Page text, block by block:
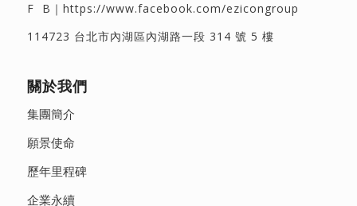
F B｜ https://www.facebook.com/ezicongroup
114723 台北市內湖區內湖路一段 314 號 5 樓
關於我們
集團簡介
願景使命
歷年里程碑
企業永續